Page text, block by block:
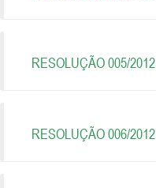
RESOLUÇÃO 005/2012
RESOLUÇÃO 006/2012